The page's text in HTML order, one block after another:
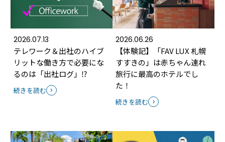
2026.07.13
テレワーク＆出社のハイブ
リットな働き方で必要にな
るのは「出社ログ」⁉
続きを読む
2026.06.26
【体験記】「FAV LUX 札幌
すすきの」は赤ちゃん連れ
旅行に最高のホテルでし
た！
続きを読む